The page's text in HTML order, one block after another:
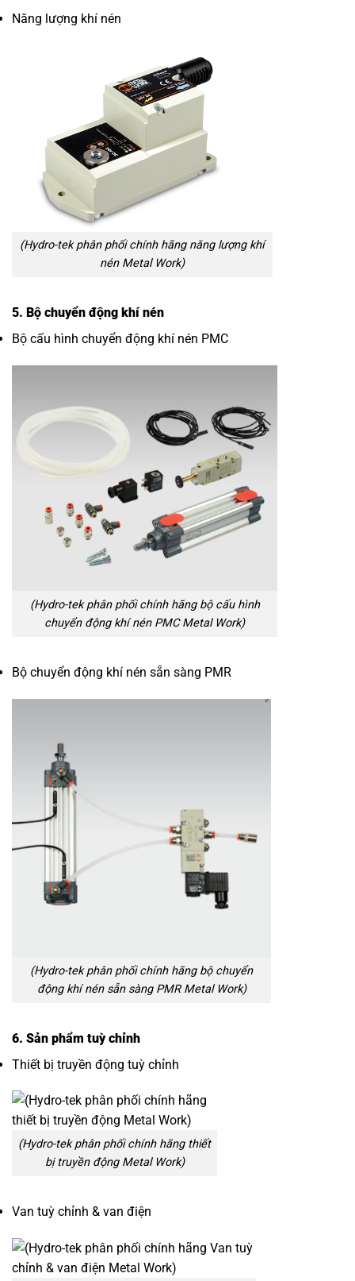
Năng lượng khí nén
(Hydro-tek phân phối chính hãng năng lượng khí
nén Metal Work)
5. Bộ chuyển động khí nén
Bộ cấu hình chuyển động khí nén PMC
(Hydro-tek phân phối chính hãng bộ cấu hình
chuyển động khí nén PMC Metal Work)
Bộ chuyển động khí nén sẵn sàng PMR
(Hydro-tek phân phối chính hãng bộ chuyển
động khí nén sẵn sàng PMR Metal Work)
6. Sản phẩm tuỳ chỉnh
Thiết bị truyền động tuỳ chỉnh
(Hydro-tek phân phối chính hãng thiết
bị truyền động Metal Work)
Van tuỳ chỉnh & van điện